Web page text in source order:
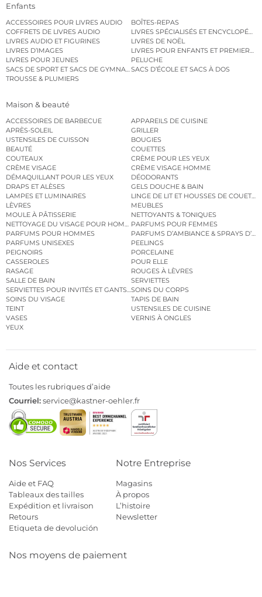
Enfants
ACCESSOIRES POUR LIVRES AUDIO
BOÎTES-REPAS
COFFRETS DE LIVRES AUDIO
LIVRES SPÉCIALISÉS ET
LIVRES AUDIO ET FIGURINES
LIVRES DE NOËL
LIVRES D’IMAGES
LIVRES POUR ENFANTS ET PREMIERS
LIVRES POUR JEUNES
PELUCHE
SACS DE SPORT ET SACS DE GYMNASTIQUESACS D’ÉCOLE ET SACS À DOS
TROUSSE & PLUMIERS
Maison & beauté
ACCESSOIRES DE BARBECUE
APPAREILS DE CUISINE
APRÈS-SOLEIL
GRILLER
USTENSILES DE CUISSON
BOUGIES
BEAUTÉ
COUETTES
COUTEAUX
CRÈME POUR LES YEUX
CRÈME VISAGE
CRÈME VISAGE HOMME
DÉMAQUILLANT POUR LES YEUX
DÉODORANTS
DRAPS ET ALÈSES
GELS DOUCHE & BAIN
LAMPES ET LUMINAIRES
LINGE DE LIT ET HOUSSES DE COUETTE
LÈVRES
MEUBLES
MOULE À PÂTISSERIE
NETTOYANTS & TONIQUES
NETTOYAGE DU VISAGE POUR HOMMESPARFUMS POUR FEMMES
PARFUMS POUR HOMMES
PARFUMS D’AMBIANCE & SPRAYS
PARFUMS UNISEXES
PEELINGS
PEIGNOIRS
PORCELAINE
CASSEROLES
POUR ELLE
RASAGE
ROUGES À LÈVRES
SALLE DE BAIN
SERVIETTES
SERVIETTES POUR INVITÉS ET GANTS DE TOILETTE
SOINS DU CORPS
SOINS DU VISAGE
TAPIS DE BAIN
TEINT
USTENSILES DE CUISINE
VASES
VERNIS À ONGLES
YEUX
Aide et contact
Toutes les rubriques d’aide
Courriel:service@kastner-oehler.fr
Nos Services
Aide et FAQ
Tableaux des tailles
Expédition et livraison
Retours
Etiqueta de devolución
Notre Entreprise
Magasins
À propos
L’histoire
Newsletter
Nos moyens de paiement